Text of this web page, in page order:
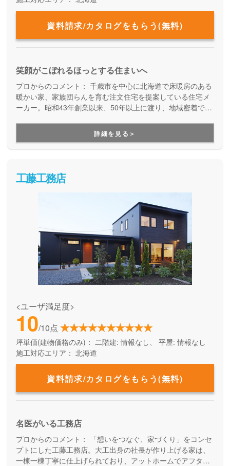
資料請求/カタログをもらう(無料)
笑顔がこぼれるほっとする住まいへ
プロからのコメント： 千歳市を中心に北海道で床暖房のある
暖かい家、家族団らんを育む注文住宅を提案している住宅メ
ーカー。昭和43年創業以来、50年以上に渡り、地域密着で実
あこがれの全面床暖房も手に届く値段でお届けしています。
大手ハウスメーカーは手が届かず諦めてしまった方や、アッ
トホームな会社で安心してお家づくりをされたい方にお勧め
詳細を見る＞
工藤工務店
<ユーザ満足度>
10/10点
坪単価(建物価格のみ)： 二階建: 情報なし、 平屋: 情報なし
施工対応エリア： 北海道
資料請求/カタログをもらう(無料)
名医がいる工務店
プロからのコメント：
「想いをつなぐ、家づくり」をコンセ
プトにした工藤工務店。大工出身の社長が作り上げる家は、
一棟一棟丁寧に仕上げられており、アットホームでアフタフ